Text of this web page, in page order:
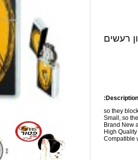
רעשים
so they
Small, so
Brand New
High
Compatible